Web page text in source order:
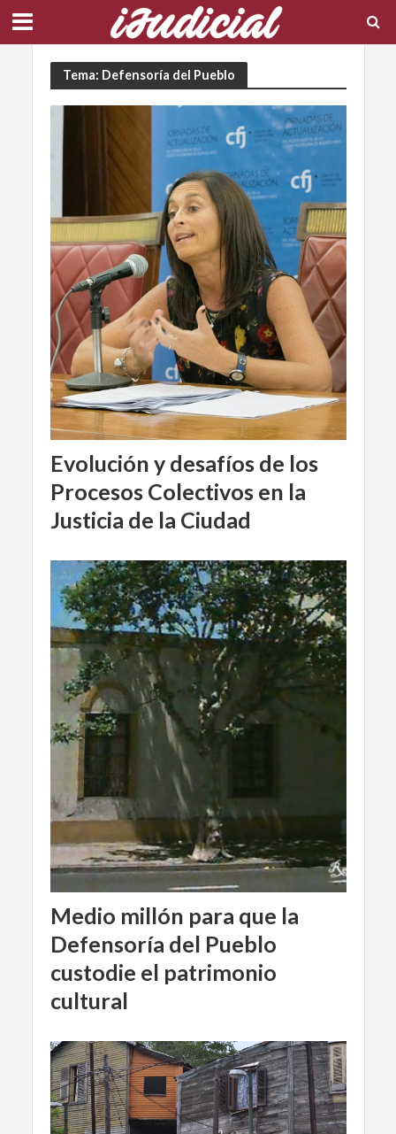
Tema: Defensoría del Pueblo
Evolución y desafíos de los
Procesos Colectivos en la
Justicia de la Ciudad
Medio millón para que la
Defensoría del Pueblo
custodie el patrimonio
cultural